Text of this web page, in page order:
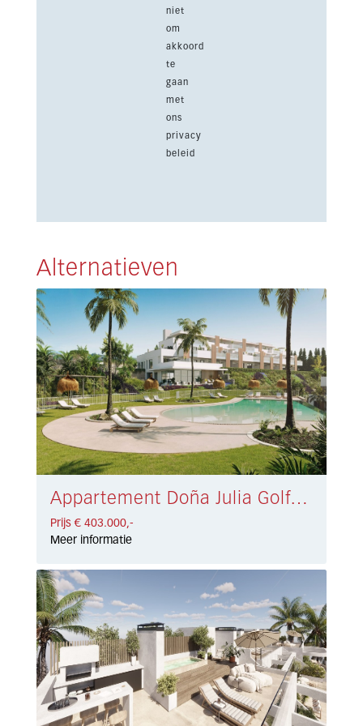
niet
om
akkoord
te
gaan
met
ons
privacy
beleid
Alternatieven
Appartement Doña Julia Golf, Casares € 403.000,-
Prijs € 403.000,-
Meer informatie